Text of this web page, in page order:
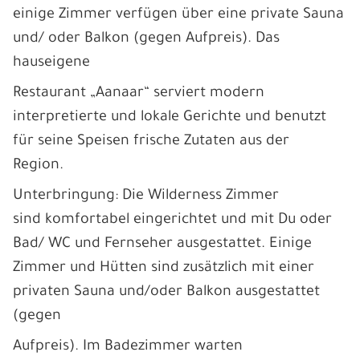
einige Zimmer verfügen über eine private Sauna
und/ oder Balkon (gegen Aufpreis). Das
hauseigene
Restaurant „Aanaar“ serviert modern
interpretierte und lokale Gerichte und benutzt
für seine Speisen frische Zutaten aus der
Region.
Unterbringung: Die Wilderness Zimmer
sind komfortabel eingerichtet und mit Du oder
Bad/ WC und Fernseher ausgestattet. Einige
Zimmer und Hütten sind zusätzlich mit einer
privaten Sauna und/oder Balkon ausgestattet
(gegen
Aufpreis). Im Badezimmer warten